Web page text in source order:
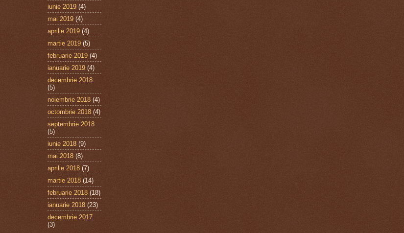
iunie 2019 (4)
mai 2019 (4)
aprilie 2019 (4)
martie 2019 (5)
februarie 2019 (4)
ianuarie 2019 (4)
decembrie 2018
(5)
noiembrie 2018 (4)
octombrie 2018 (4)
septembrie 2018
(5)
iunie 2018 (9)
mai 2018 (8)
aprilie 2018 (7)
martie 2018 (14)
februarie 2018 (18)
ianuarie 2018 (23)
decembrie 2017
(3)